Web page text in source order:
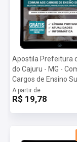
Apostila Prefeitura
do Cajuru - MG -
Cargos de Ensino
A partir de
R$ 19,78